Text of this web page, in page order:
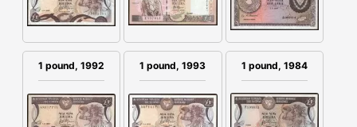
1 pound, 1992 1 pound, 1993 1 pound, 1984